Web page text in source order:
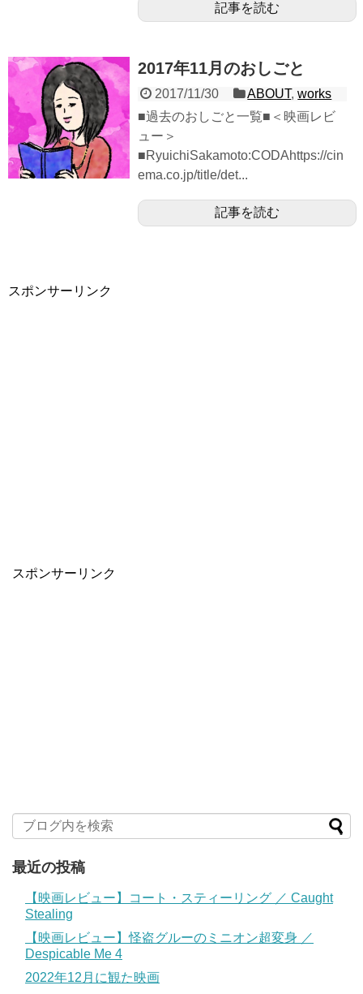
記事を読む
2017年11月のおしごと
2017/11/30 ABOUT,works
■過去のおしごと一覧■＜映画レビ
ュー＞
■RyuichiSakamoto:CODAhttps://cin
ema.co.jp/title/det...
記事を読む
スポンサーリンク
スポンサーリンク
最近の投稿
【映画レビュー】コート・スティーリング ／ Caught
Stealing
【映画レビュー】怪盗グルーのミニオン超変身 ／
Despicable Me 4
2022年12月に観た映画